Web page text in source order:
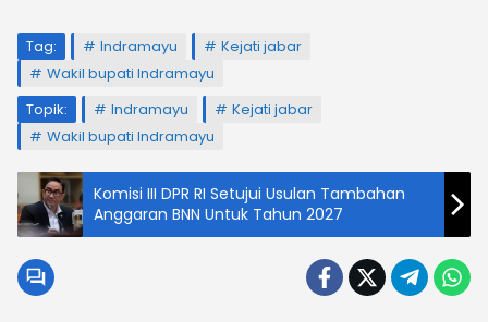
Tag: Indramayu
Kejati jabar
Wakil bupati Indramayu
Topik:
Indramayu
Kejati jabar
Wakil bupati Indramayu
Komisi III DPR RI Setujui Usulan Tambahan
Anggaran BNN Untuk Tahun 2027